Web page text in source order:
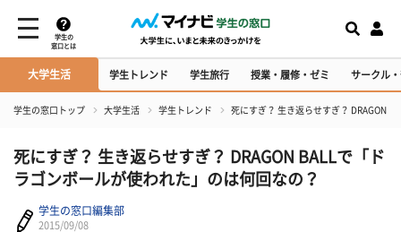
学生の
窓口とは
大学生活 学生トレンド 学生旅行 授業・履修・ゼミ サークル
学生の窓口トップ 大学生活 学生トレンド 死にすぎ？ 生き返らせすぎ？ DRAGON
死にすぎ？ 生き返らせすぎ？ DRAGON BALLで「ド
ラゴンボールが使われた」のは何回なの？
学生の窓口編集部
2015/09/08